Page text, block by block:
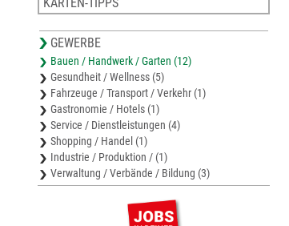
Stadtplan Geilenkirchen
Stadtplan Hückelhoven
Stadtplan Übach-Palenberg
Stadtplan Baesweiler
GEWERBE
Bauen / Handwerk / Garten (12)
Gesundheit / Wellness (5)
Fahrzeuge / Transport / Verkehr (1)
Gastronomie / Hotels (1)
Service / Dienstleistungen (4)
Shopping / Handel (1)
Industrie / Produktion / (1)
Verwaltung / Verbände / Bildung (3)